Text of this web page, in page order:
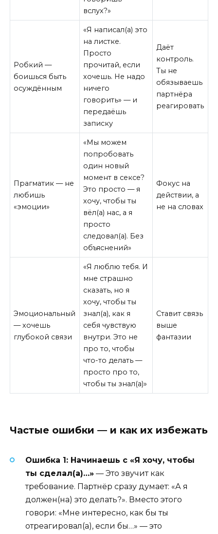
вслух?»
Робкий —
боишься быть
осуждённым
«Я написал(а) это
на листке.
Просто
прочитай, если
хочешь. Не надо
ничего
говорить» — и
передаёшь
записку
Даёт
контроль.
Ты не
обязываешь
партнёра
реагировать
Прагматик — не
любишь
«эмоции»
«Мы можем
попробовать
один новый
момент в сексе?
Это просто — я
хочу, чтобы ты
вёл(а) нас, а я
просто
следовал(а). Без
объяснений»
Фокус на
действии, а
не на словах
Эмоциональный
— хочешь
глубокой связи
«Я люблю тебя. И
мне страшно
сказать, но я
хочу, чтобы ты
знал(а), как я
себя чувствую
внутри. Это не
про то, чтобы
что-то делать —
просто про то,
чтобы ты знал(а)»
Ставит связь
выше
фантазии
Частые ошибки — и как их избежать
Ошибка 1: Начинаешь с «Я хочу, чтобы
ты сделал(а)…» — Это звучит как
требование. Партнёр сразу думает: «А я
должен(на) это делать?». Вместо этого
говори: «Мне интересно, как бы ты
отреагировал(а), если бы…» — это